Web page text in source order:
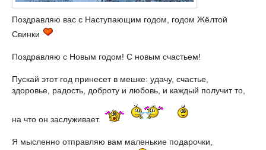
Поздравляю вас с Наступающим годом, годом Жёлтой
Свинки
Поздравляю с Новым годом! С новым счастьем!
Пускай этот год принесет в мешке: удачу, счастье,
здоровье, радость, доброту и любовь, и каждый получит то,
на что он заслуживает.
Я мысленно отправляю вам маленькие подарочки,